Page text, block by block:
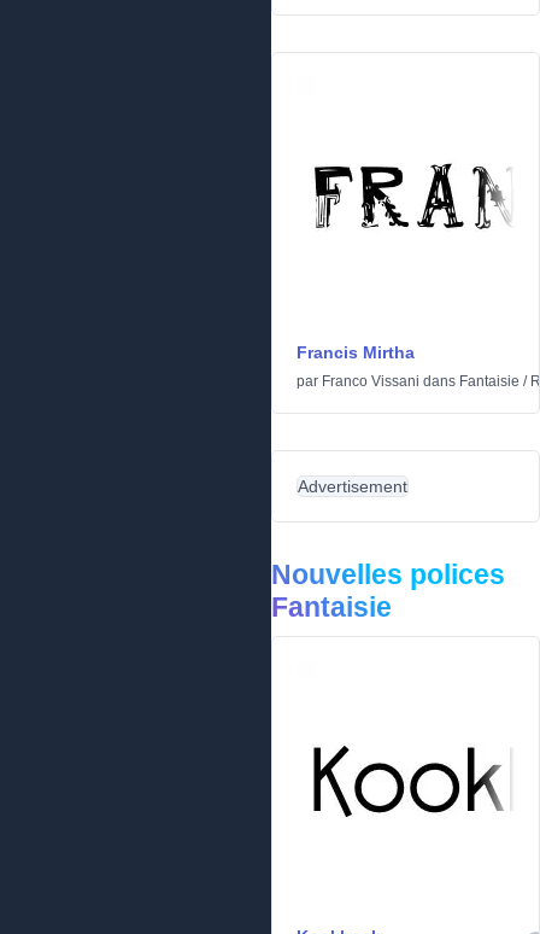
Francis Mirtha
par Franco Vissani dans Fantaisie /
Advertisement
Nouvelles polices
Fantaisie